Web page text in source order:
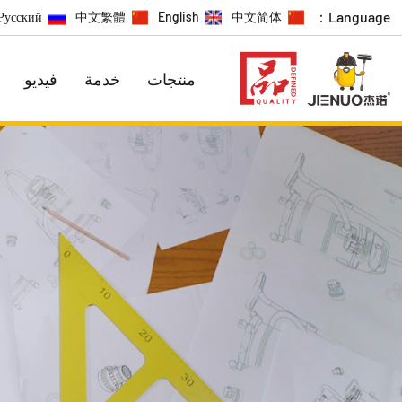
Language：
中文简体
English
中文繁體
منتجات خدمة فيديو